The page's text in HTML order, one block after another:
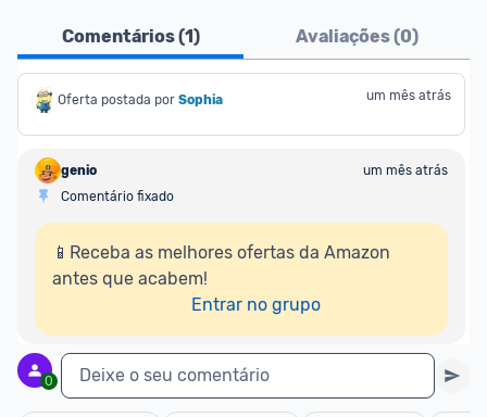
Comentários (1) Avaliações (0)
Oferta postada por Sophia um mês atrás
genio
um mês atrás
Comentário fixado
📱Receba as melhores ofertas da Amazon
antes que acabem!
Entrar no grupo
0 Deixe o seu comentário